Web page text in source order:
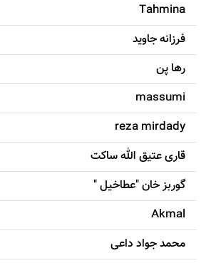
Tahmina
فرزانه جاويد
رها پن
massumi
reza mirdady
قاری عتیق الله ساکت
گوربز خان "عطاخیل "
Akmal
محمد جواد داعی